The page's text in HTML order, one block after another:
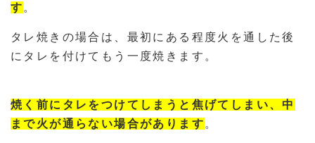
す 。
タレ焼きの場合は、最初にある程度火を通した後
にタレを付けてもう一度焼きます。
焼く前にタレをつけてしまうと焦げてしまい、中
まで火が通らない場合があります 。